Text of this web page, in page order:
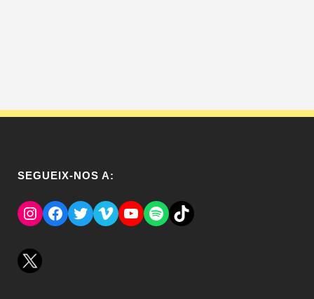
SEGUEIX-NOS A:
Instagram
Facebook
TwitterVimeoYouTube
SpotifyEl Tik Tok del Regina.